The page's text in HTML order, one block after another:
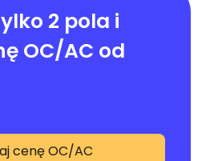
2 pola i
OC/AC od
cenę OC/AC